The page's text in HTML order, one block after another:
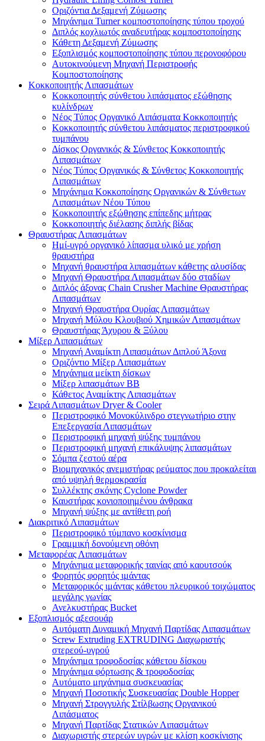
Οριζόντια Δεξαμενή Ζύμωσης
Μηχάνημα Turner κομποστοποίησης τύπου τροχού
Διπλός κοχλιωτός αναδευτήρας κομποστοποίησης
Κάθετη Δεξαμενή Ζύμωσης
Εξοπλισμός κομποστοποίησης τύπου περονοφόρου
Αυτοκινούμενη Μηχανή Περιστροφής
Κομποστοποίησης
Κοκκοποιητής Λιπασμάτων
Κοκκοποιητής σύνθετου λιπάσματος εξώθησης
κυλίνδρων
Νέος Τύπος Οργανικό Λιπάσματα Κοκκοποιητής
Κοκκοποιητής σύνθετου λιπάσματος περιστροφικού
τυμπάνου
Δίσκος Οργανικός & Σύνθετος Κοκκοποιητής
Λιπασμάτων
Νέος Τύπος Οργανικός & Σύνθετος Κοκκοποιητής
Λιπασμάτων
Μηχάνημα Κοκκοποίησης Οργανικών & Σύνθετων
Λιπασμάτων Νέου Τύπου
Κοκκοποιητής εξώθησης επίπεδης μήτρας
Κοκκοποιητής διέλασης διπλής βίδας
Θραυστήρας Λιπασμάτων
Ημί-υγρό οργανικό λίπασμα υλικό με χρήση
θραυστήρα
Μηχανή θραυστήρα λιπασμάτων κάθετης αλυσίδας
Μηχανή Θραυστήρα Λιπασμάτων δύο σταδίων
Διπλός άξονας Chain Crusher Machine Θραυστήρας
Λιπασμάτων
Μηχανή Θραυστήρα Ουρίας Λιπασμάτων
Μηχανή Μύλου Κλουβιού Χημικών Λιπασμάτων
Θραυστήρας Άχυρου & Ξύλου
Μίξερ Λιπασμάτων
Μηχανή Αναμίκτη Λιπασμάτων Διπλού Άξονα
Οριζόντιο Μίξερ Λιπασμάτων
Μηχάνημα μείκτη δίσκων
Μίξερ λιπασμάτων BB
Κάθετος Αναμίκτης Λιπασμάτων
Σειρά Λιπασμάτων Dryer & Cooler
Περιστροφικό Μονοκύλινδρο στεγνωτήριο στην
Επεξεργασία Λιπασμάτων
Περιστροφική μηχανή ψύξης τυμπάνου
Περιστροφική μηχανή επικάλυψης λιπασμάτων
Σόμπα ζεστού αέρα
Βιομηχανικός ανεμιστήρας ρεύματος που προκαλείται
από υψηλή θερμοκρασία
Συλλέκτης σκόνης Cyclone Powder
Καυστήρας κονιοποιημένου άνθρακα
Μηχανή ψύξης με αντίθετη ροή
Διακριτικό Λιπασμάτων
Περιστροφικό τύμπανο κοσκίνισμα
Γραμμική δονούμενη οθόνη
Μεταφορέας Λιπασμάτων
Μηχάνημα μεταφορικής ταινίας από καουτσούκ
Φορητός φορητός ιμάντας
Μεταφορικός ιμάντας κάθετου πλευρικού τοιχώματος
μεγάλης γωνίας
Ανελκυστήρας Bucket
Εξοπλισμός αξεσουάρ
Αυτόματη Δυναμική Μηχανή Παρτίδας Λιπασμάτων
Screw Extruding EXTRUDING Διαχωριστής
στερεού-υγρού
Μηχάνημα τροφοδοσίας κάθετου δίσκου
Μηχάνημα φόρτωσης & τροφοδοσίας
Αυτόματο μηχάνημα συσκευασίας
Μηχανή Ποσοτικής Συσκευασίας Double Hopper
Μηχανή Στρογγυλής Στίλβωσης Οργανικού
Λιπάσματος
Μηχανή Παρτίδας Στατικών Λιπασμάτων
Διαχωριστής στερεών υγρών με κλίση κοσκίνισης